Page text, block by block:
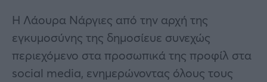
Η Λάουρα Νάργιες από την αρχή της
εγκυμοσύνης της δημοσίευε συνεχώς
περιεχόμενο στα προσωπικά της προφίλ στα
social media, ενημερώνοντας όλους τους